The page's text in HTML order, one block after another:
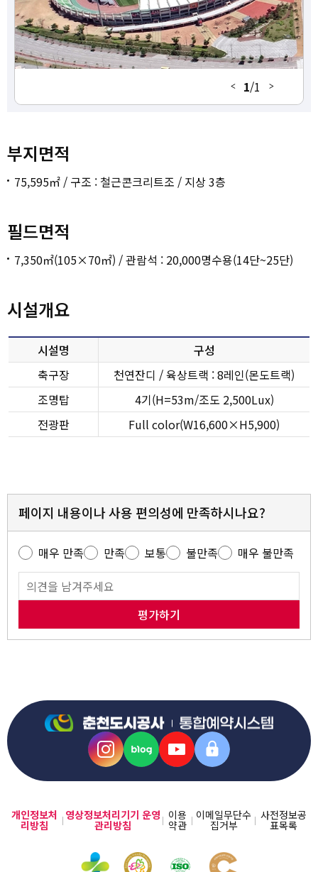
1/1
부지면적
75,595㎡ / 구조 : 철근콘크리트조 / 지상 3층
필드면적
7,350㎡(105×70㎡) / 관람석 : 20,000명수용(14단~25단)
시설개요
시설명
구성
축구장
천연잔디 / 육상트랙 : 8레인(몬도트랙)
조명탑
4기(H=53m/조도 2,500Lux)
전광판
Full color(W16,600×H5,900)
페이지 내용이나 사용 편의성에 만족하시나요?
매우 만족 만족 보통 불만족 매우 불만족
평가하기
개인정보처
리방침
영상정보처리기기 운영
관리방침
이용
약관
이메일무단수
집거부
사전정보공
표목록